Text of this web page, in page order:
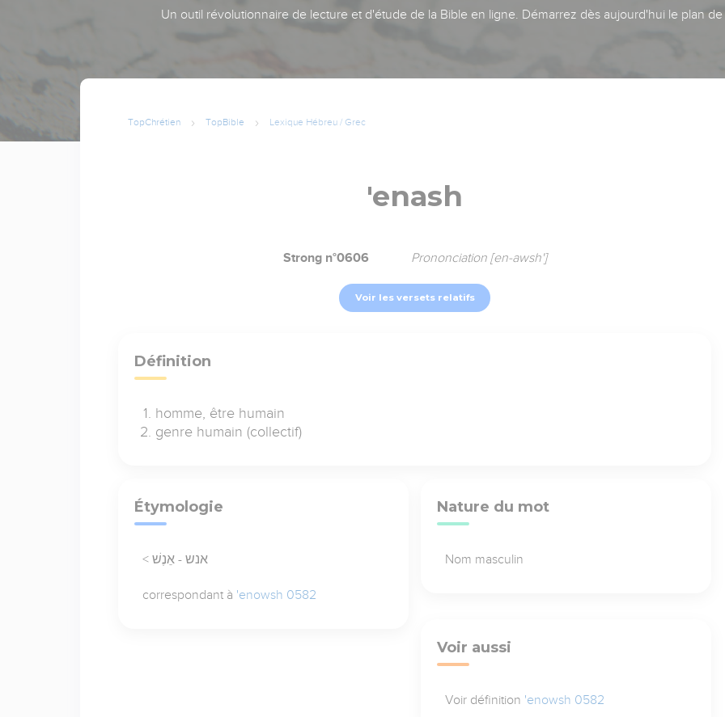
Un outil révolutionnaire de lecture et d'étude de la Bible en ligne. Démarrez dès aujourd'hui le plan
TopChrétien TopBible Lexique Hébreu / Grec
'enash
Strong n°0606 Prononciation [en-awsh']
Voir les versets relatifs
Définition
homme, être humain
genre humain (collectif)
Étymologie
< אנש - אֵנֶשׁ
correspondant à 'enowsh 0582
Nature du mot
Nom masculin
Voir aussi
Voir définition 'enowsh 0582